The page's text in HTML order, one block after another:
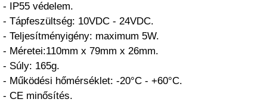
- IP55 védelem.
- Tápfeszültség: 10VDC - 24VDC.
- Teljesítményigény: maximum 5W.
- Méretei:110mm x 79mm x 26mm.
- Súly: 165g.
- Működési hőmérséklet: -20°C - +60°C.
- CE minősítés.